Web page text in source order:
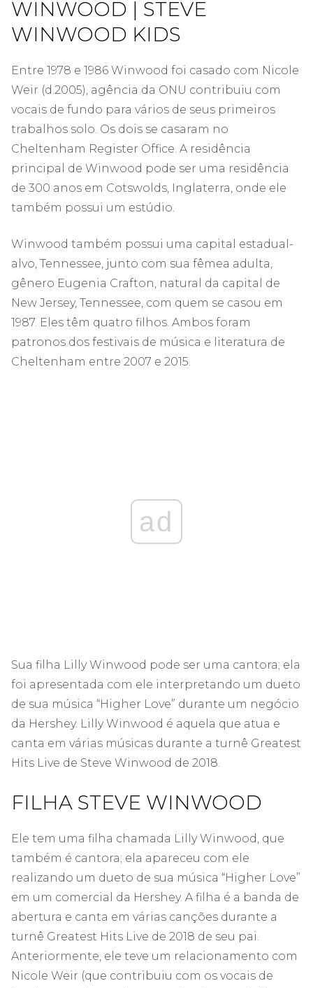
WINWOOD | STEVE
WINWOOD KIDS
Entre 1978 e 1986 Winwood foi casado com Nicole
Weir (d.2005), agência da ONU contribuiu com
vocais de fundo para vários de seus primeiros
trabalhos solo. Os dois se casaram no
Cheltenham Register Office. A residência
principal de Winwood pode ser uma residência
de 300 anos em Cotswolds, Inglaterra, onde ele
também possui um estúdio.
Winwood também possui uma capital estadual-
alvo, Tennessee, junto com sua fêmea adulta,
gênero Eugenia Crafton, natural da capital de
New Jersey, Tennessee, com quem se casou em
1987. Eles têm quatro filhos. Ambos foram
patronos dos festivais de música e literatura de
Cheltenham entre 2007 e 2015.
ad
Sua filha Lilly Winwood pode ser uma cantora; ela
foi apresentada com ele interpretando um dueto
de sua música “Higher Love” durante um negócio
da Hershey. Lilly Winwood é aquela que atua e
canta em várias músicas durante a turnê Greatest
Hits Live de Steve Winwood de 2018.
FILHA STEVE WINWOOD
Ele tem uma filha chamada Lilly Winwood, que
também é cantora; ela apareceu com ele
realizando um dueto de sua música “Higher Love”
em um comercial da Hershey. A filha é a banda de
abertura e canta em várias canções durante a
turnê Greatest Hits Live de 2018 de seu pai.
Anteriormente, ele teve um relacionamento com
Nicole Weir (que contribuiu com os vocais de